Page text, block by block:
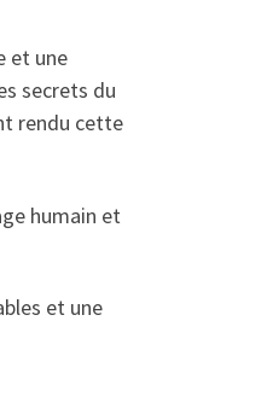
et une
secrets du
rendu cette
humain et
et une